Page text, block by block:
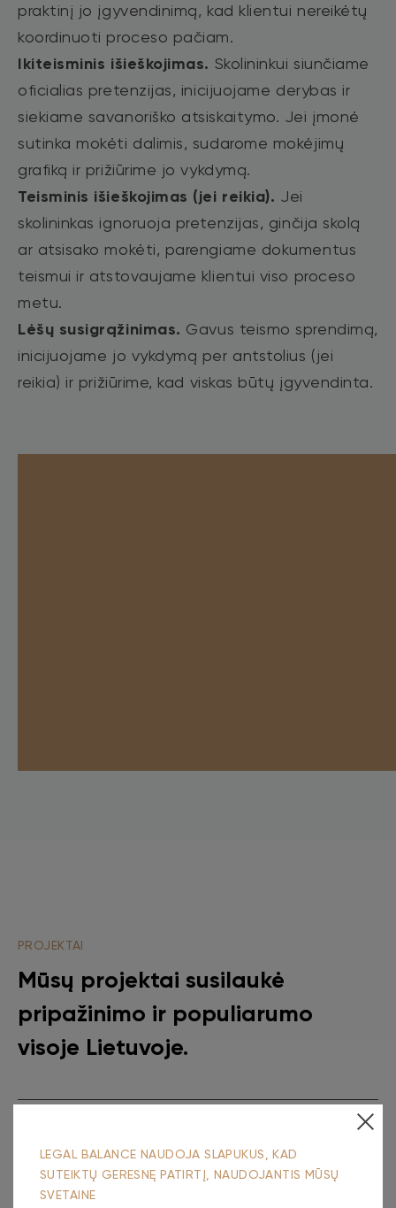
praktinį jo įgyvendinimą, kad klientui nereikėtų
koordinuoti proceso pačiam.
Ikiteisminis išieškojimas. Skolininkui siunčiame
oficialias pretenzijas, inicijuojame derybas ir
siekiame savanoriško atsiskaitymo. Jei įmonė
sutinka mokėti dalimis, sudarome mokėjimų
grafiką ir prižiūrime jo vykdymą.
Teisminis išieškojimas (jei reikia). Jei
skolininkas ignoruoja pretenzijas, ginčija skolą
ar atsisako mokėti, parengiame dokumentus
teismui ir atstovaujame klientui viso proceso
metu.
Lėšų susigrąžinimas. Gavus teismo sprendimą,
inicijuojame jo vykdymą per antstolius (jei
reikia) ir prižiūrime, kad viskas būtų įgyvendinta.
PROJEKTAI
Mūsų projektai susilaukė
pripažinimo ir populiarumo
visoje Lietuvoje.
LEGAL BALANCE NAUDOJA SLAPUKUS, KAD
SUTEIKTŲ GERESNĘ PATIRTĮ, NAUDOJANTIS MŪSŲ
SVETAINE